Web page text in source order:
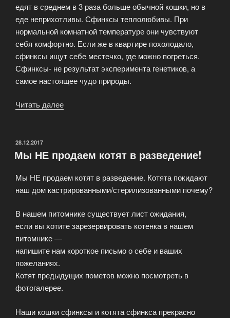
едят в среднем в 3 раза больше обычной кошки, но в
еде неприхотливы. Сфинксы теплолюбивы. При
нормальной комнатной температуре они чувствуют
себя комфортно. Если же в квартире похолодало,
сфинксы ищут себе местечко, где можно погреться.
Сфинксы- не результат эксперимента генетиков, а
самое настоящее чудо природы.
Читать далее
ОПУБЛИКОВАНО
28.12.2017
Мы НЕ продаем котят в разведение!
Мы НЕ продаем котят в разведение. Котята покидают
наш дом кастрированными/стерилизованными почему?
В нашем питомнике существует лист ожидания,
если вы хотите зарезервировать котенка в нашем
питомнике —
напишите нам короткое письмо о себе и ваших
пожеланиях.
Котят предыдущих пометов можно посмотреть в
фотогалерее.
Наши кошки сфинксы и котята сфинкса прекрасно